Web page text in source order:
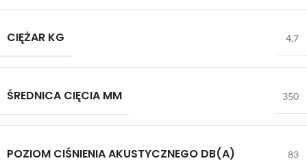
CIĘŻAR KG 4,7
ŚREDNICA CIĘCIA MM 350
POZIOM CIŚNIENIA AKUSTYCZNEGO DB(A) 83